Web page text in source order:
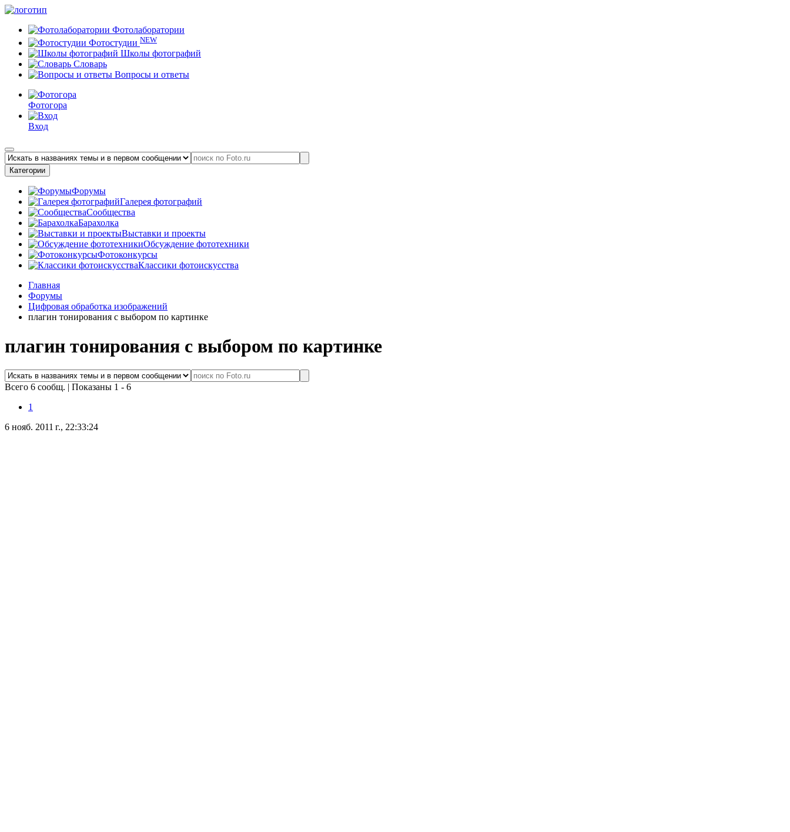
Фотолаборатории
Фотостудии NEW
Школы фотографий
Словарь
Вопросы и ответы
Фотогора
Вход
Категории
Форумы
Галерея фотографий
Сообщества
Барахолка
Выставки и проекты
Обсуждение фототехники
Фотоконкурсы
Классики фотоискусства
Главная
Форумы
Цифровая обработка изображений
плагин тонирования с выбором по картинке
плагин тонирования с выбором по картинке
Всего 6 сообщ. | Показаны 1 - 6
1
6 нояб. 2011 г., 22:33:24